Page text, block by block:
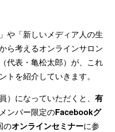
や「新しいメディア人の生
ら考えるオンラインサロン
代表・亀松太郎）が、これ
トを紹介していきます。
になっていただくと、 有
ンバー限定のFacebookグ
のオンラインセミナーに参